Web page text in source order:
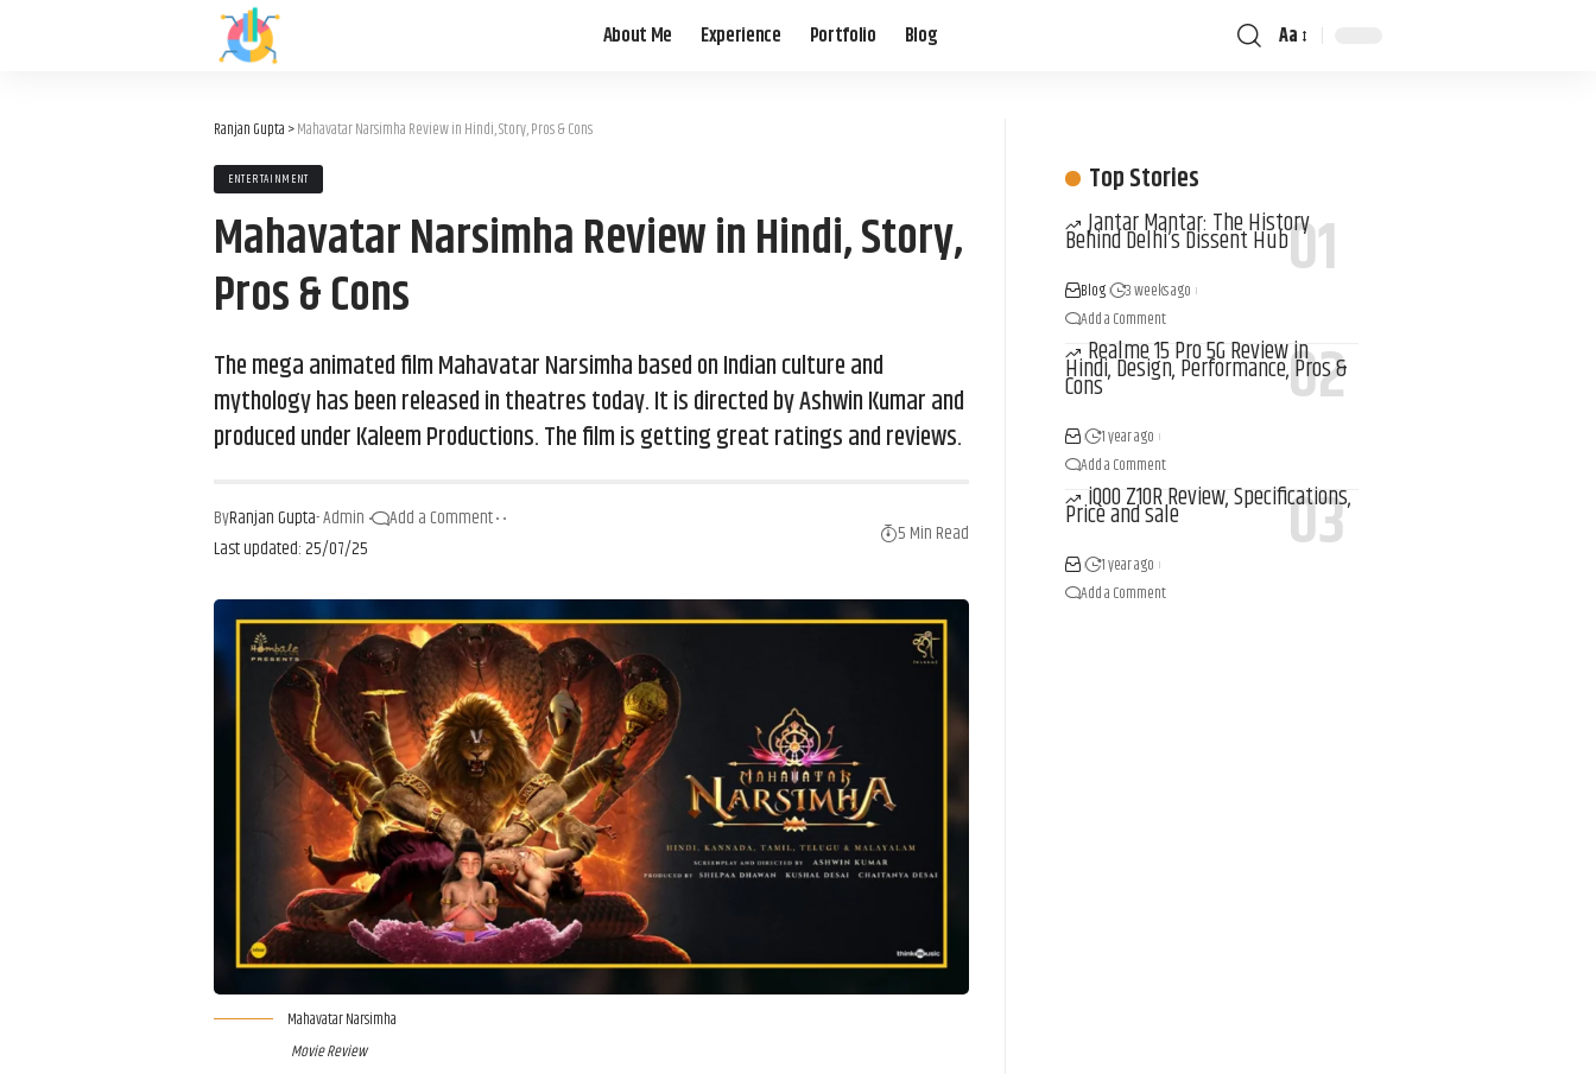
About Me Experience Portfolio Blog Aa
Ranjan Gupta >Mahavatar Narsimha Review in Hindi, Story, Pros & Cons
ENTERTAINMENT
Mahavatar Narsimha Review in Hindi, Story,
Pros & Cons
The mega animated film Mahavatar Narsimha based on Indian culture and
mythology has been released in theatres today. It is directed by Ashwin Kumar and
produced under Kaleem Productions. The film is getting great ratings and reviews.
Last updated: 25/07/25
ByRanjan Gupta- Admin Add a Comment
5 Min Read
Mahavatar Narsimha
Movie Review
Top Stories
Jantar Mantar: The History
Behind Delhi’s Dissent Hub
Blog
3 weeks ago
Add a Comment
Realme 15 Pro 5G Review in
Hindi, Design, Performance, Pros &
Cons
1 year ago
Add a Comment
iQOO Z10R Review, Specifications,
Price and sale
1 year ago
Add a Comment